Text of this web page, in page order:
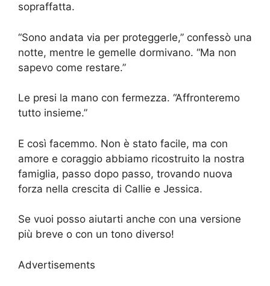
sopraffatta.
“Sono andata via per proteggerle,” confessò una
notte, mentre le gemelle dormivano. “Ma non
sapevo come restare.”
Le presi la mano con fermezza. “Affronteremo
tutto insieme.”
E così facemmo. Non è stato facile, ma con
amore e coraggio abbiamo ricostruito la nostra
famiglia, passo dopo passo, trovando nuova
forza nella crescita di Callie e Jessica.
Se vuoi posso aiutarti anche con una versione
più breve o con un tono diverso!
Advertisements